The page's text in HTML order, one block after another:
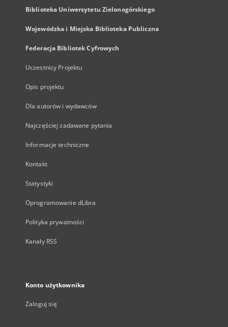
Biblioteka Uniwersytetu Zielonogórskiego
Wojewódzka i Miejska Biblioteka Publiczna
Federacja Bibliotek Cyfrowych
Uczestnicy Projektu
Opis projektu
Dla autorów i wydawców
Najczęściej zadawane pytania
Informacje techniczne
Kontakt
Statystyki
Oprogramowanie dLibra
Polityka prywatności
Kanały RSS
Konto użytkownika
Zaloguj się